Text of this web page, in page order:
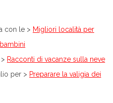
con le > Migliori località per
Racconti di vacanze sulla neve
per > Preparare la valigia dei